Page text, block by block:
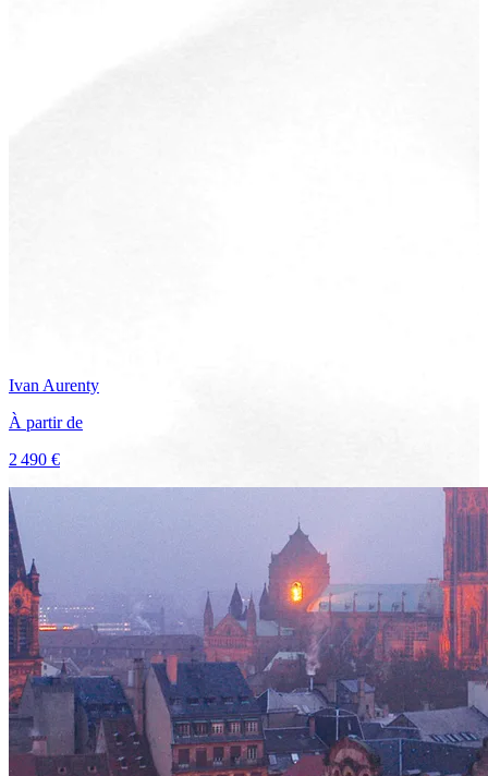
Ivan Aurenty
À partir de
2 490 €
Voir le voyage